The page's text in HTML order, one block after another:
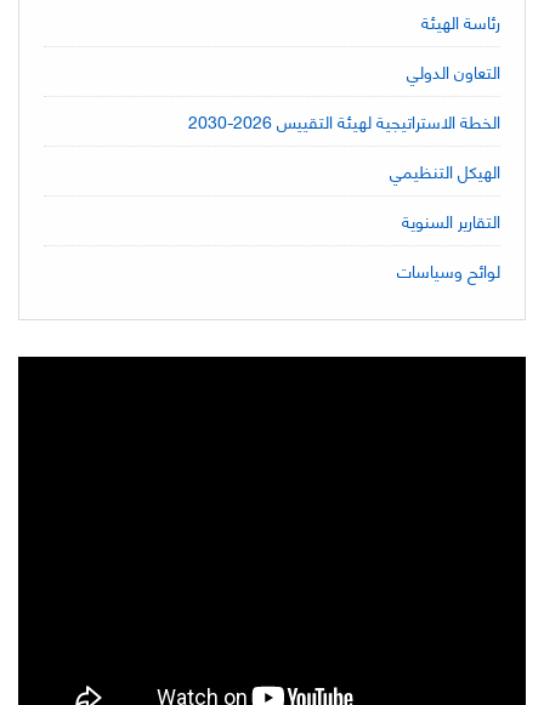
رئاسة الهيئة
التعاون الدولي
الخطة الاستراتيجية لهيئة التقييس 2026-2030
الهيكل التنظيمي
التقارير السنوية
لوائح وسياسات